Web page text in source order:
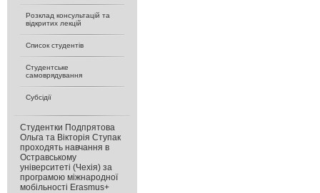
Розклад консультацій та
відкритих лекцій
Список студентів
Студентське
самоврядування
Субсідії
Студентки Подпрятова
Ольга та Вікторія Ступак
проходять навчання в
Остравському
університеті (Чехія) за
програмою міжнародної
мобільності Erasmus+